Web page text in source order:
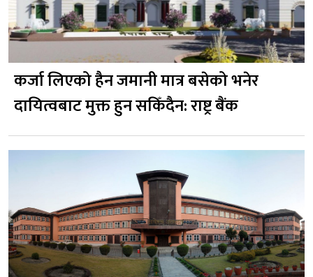
कर्जा लिएको हैन जमानी मात्र बसेको भनेर
दायित्वबाट मुक्त हुन सकिँदैन: राष्ट्र बैंक